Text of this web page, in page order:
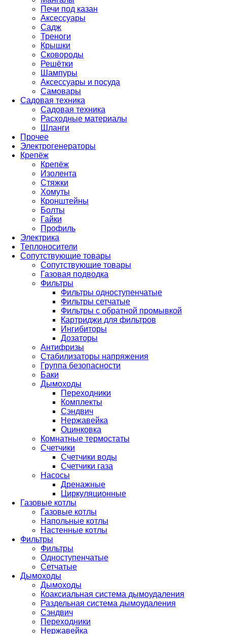
Печи под казан
Аксессуары
Садж
Треноги
Крышки
Сковороды
Решётки
Шампуры
Аксессуары и посуда
Самовары
Садовая техника
Садовая техника
Расходные материалы
Шланги
Прочее
Электрогенераторы
Крепёж
Крепёж
Изолента
Стяжки
Хомуты
Кронштейны
Болты
Гайки
Профиль
Электрика
Теплоносители
Сопутствующие товары
Сопутствующие товары
Газовая подводка
Фильтры
Фильтры одноступенчатые
Фильтры сетчатые
Фильтры с обратной промывкой
Картриджи для фильтров
Ингибиторы
Дозаторы
Антифризы
Стабилизаторы напряжения
Группа безопасности
Баки
Дымоходы
Переходники
Комплекты
Сэндвич
Нержавейка
Оцинковка
Комнатные термостаты
Счетчики
Счетчики воды
Счетчики газа
Насосы
Дренажные
Циркуляционные
Газовые котлы
Газовые котлы
Напольные котлы
Настенные котлы
Фильтры
Фильтры
Одноступенчатые
Сетчатые
Дымоходы
Дымоходы
Коаксиальная система дымоудаления
Раздельная система дымоудаления
Сэндвич
Переходники
Нержавейка